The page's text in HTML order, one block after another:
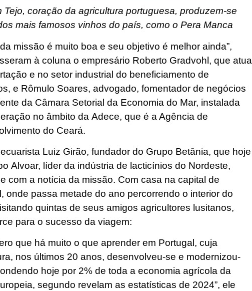
Tejo, coração da agricultura portuguesa, produzem-se
mais famosos vinhos do país, como o Pera Manca
missão é muito boa e seu objetivo é melhor ainda”,
à coluna o empresário Roberto Gradvohl, que atua
e no setor industrial do beneficiamento de
e Rômulo Soares, advogado, fomentador de negócios
da Câmara Setorial da Economia do Mar, instalada
no âmbito da Adece, que é a Agência de
do Ceará.
Luiz Girão, fundador do Grupo Betânia, que hoje
Alvoar, líder da indústria de lacticínios do Nordeste,
com a notícia da missão. Com casa na capital de
onde passa metade do ano percorrendo o interior do
quintas de seus amigos agricultores lusitanos,
para o sucesso da viagem:
que há muito o que aprender em Portugal, cuja
nos últimos 20 anos, desenvolveu-se e modernizou-
hoje por 2% de toda a economia agrícola da
segundo revelam as estatísticas de 2024”, ele